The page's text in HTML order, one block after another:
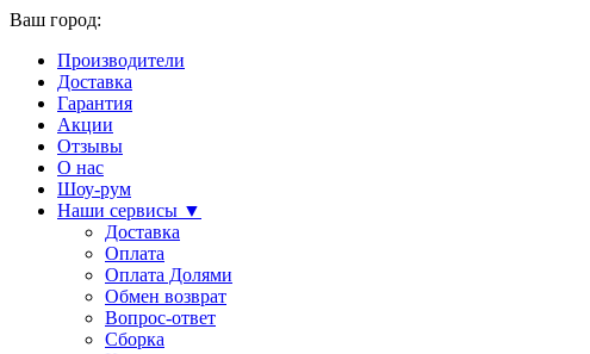
Ваш город:
Производители
Доставка
Гарантия
Акции
Отзывы
О нас
Шоу-рум
Наши сервисы ▼
Доставка
Оплата
Оплата Долями
Обмен возврат
Вопрос-ответ
Сборка